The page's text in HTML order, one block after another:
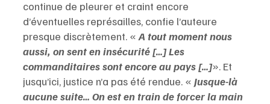
continue de pleurer et craint encore
d’éventuelles représailles, confie l’auteure
presque discrètement. « A tout moment nous
aussi, on sent en insécurité […] Les
commanditaires sont encore au pays […]». Et
jusqu’ici, justice n’a pas été rendue. « Jusque-là
aucune suite… On est en train de forcer la main